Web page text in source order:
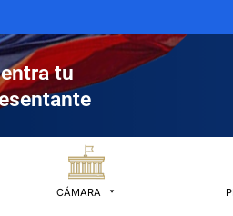
tu
CÁMARA